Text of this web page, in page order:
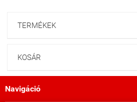
TERMÉKEK
KOSÁR
Navigáció